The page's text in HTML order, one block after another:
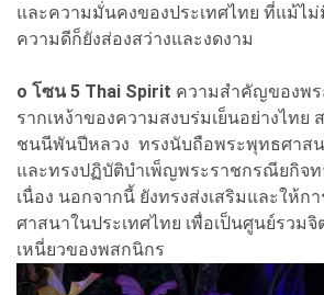
และความมั่นคงของประเทศไทย ที่แม้ไ
ความดีก็ยังส่องสว่างและงดงาม
o โซน 5 Thai Spirit ความสำคัญของพ
รากเหง้าของความสงบร่มเย็นอย่างไทย
ชนนีพันปีหลวง ทรงนับถือพระพุทธศาสน
และทรงปฏิบัติบำเพ็ญพระราชกรณียกิจท
เนื่อง นอกจากนี้ ยังทรงส่งเสริมและให้ก
ศาสนาในประเทศไทย เพื่อเป็นศูนย์รวมจิ
เหนี่ยวของพสกนิกร